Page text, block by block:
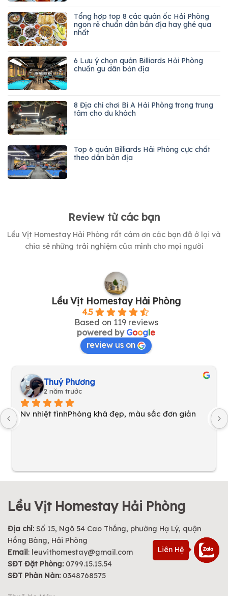
Tổng hợp top 8 các quán ốc Hải Phòng
ngon rẻ chuẩn dân bản địa hay ghé qua
nhất
6 Lưu ý chọn quán Billiards Hải Phòng
chuẩn gu dân bản địa
8 Địa chỉ chơi Bi A Hải Phòng trong trung
tâm cho du khách
Top 6 quán Billiards Hải Phòng cực chất
theo dân bản địa
Review từ các bạn
Lều Vịt Homestay Hải Phòng rất cám ơn các bạn đã ở lại và
chia sẻ những trải nghiệm của mình cho mọi người
Lều Vịt Homestay Hải Phòng
4.5
Based on 119 reviews
powered by Google
review us on
Thu Ha Tran
2 năm trước
Vịt home rấc oke
Lều Vịt Homestay Hải Phòng
Địa chỉ: Số 15, Ngõ 54 Cao Thắng, phường Hạ Lý, quận
Hồng Bàng, Hải Phòng
Email: leuvithomestay@gmail.com
SĐT Đặt Phòng: 0799.15.15.54
SĐT Phàn Nàn: 0348768575
Liên Hệ